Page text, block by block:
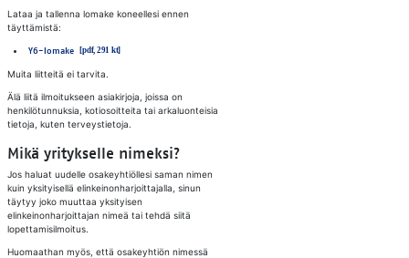
​Lataa ja tallenna lomake koneellesi ennen
täyttämistä:
Y6-lomake
Muita liitteitä ei tarvita.
Älä liitä ilmoitukseen asiakirjoja, joissa on
henkilötunnuksia, kotiosoitteita tai arkaluonteisia
tietoja, kuten terveystietoja.
Mikä yritykselle nimeksi?
Jos haluat uudelle osakeyhtiöllesi saman nimen
kuin yksityisellä elinkeinonharjoittajalla, sinun
täytyy joko muuttaa yksityisen
elinkeinonharjoittajan nimeä tai tehdä siitä
lopettamisilmoitus.
Huomaathan myös, että osakeyhtiön nimessä